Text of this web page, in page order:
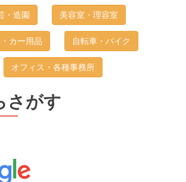
・造園 美容室・理容室
カー用品 自転車・バイク
オフィス・各種事務所
さがす